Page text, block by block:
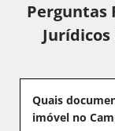
Perguntas
Quais
imóvel no